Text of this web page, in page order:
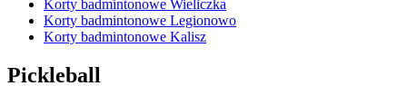
Korty badmintonowe Wieliczka
Korty badmintonowe Legionowo
Korty badmintonowe Kalisz
Pickleball